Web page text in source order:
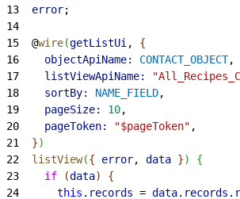
13
  error
;
14
15
  @
wire(getListUi , {
16
    objectApiName:
CONTACT_OBJECT,
17
    listViewApiName:
18
    sortBy:
NAME_FIELD,
19
    pageSize:
10,
20
    pageToken:
"$pageToken" ,
21
})
22
  listView
({ error, data })
{
23
    if
(data)
{
24
      this
. records = data. records .